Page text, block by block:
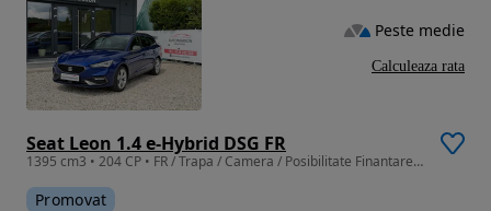
Seat Leon 1.4 e-Hybrid DSG FR
1395 cm3 • 204 CP • FR / Trapa / Camera / Posibilitate Finantare / Garantie
Promovat
Peste medie
Calculeaza rata